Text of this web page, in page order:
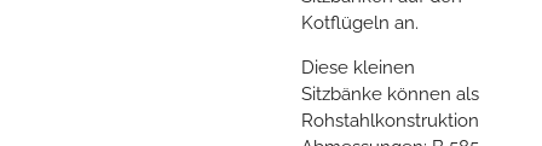
Kotflügeln an.
Diese kleinen
Sitzbänke können als
Rohstahlkonstruktion